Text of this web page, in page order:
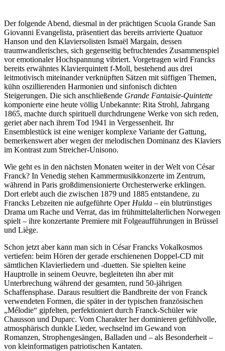
Der folgende Abend, diesmal in der prächtigen Scuola Grande San
Giovanni Evangelista, präsentiert das bereits arrivierte Quatuor
Hanson und den Klaviersolisten Ismaël Margain, dessen
traumwandlerisches, sich gegenseitig befruchtendes Zusammenspiel
vor emotionaler Hochspannung vibriert. Vorgetragen wird Francks
bereits erwähntes Klavierquintett f-Moll, bestehend aus drei
leitmotivisch miteinander verknüpften Sätzen mit süffigen Themen,
kühn oszillierenden Harmonien und sinfonisch dichten
Steigerungen. Die sich anschließende Grande Fantaisie-Quintette
komponierte eine heute völlig Unbekannte: Rita Strohl, Jahrgang
1865, machte durch spirituell durchdrungene Werke von sich reden,
geriet aber nach ihrem Tod 1941 in Vergessenheit. Ihr
Ensemblestück ist eine weniger komplexe Variante der Gattung,
bemerkenswert aber wegen der melodischen Dominanz des Klaviers
im Kontrast zum Streicher-Unisono.
Wie geht es in den nächsten Monaten weiter in der Welt von César
Franck? In Venedig stehen Kammermusikkonzerte im Zentrum,
während in Paris großdimensionierte Orchesterwerke erklingen.
Dort erlebt auch die zwischen 1879 und 1885 entstandene, zu
Francks Lebzeiten nie aufgeführte Oper Hulda – ein blutrünstiges
Drama um Rache und Verrat, das im frühmittelalterlichen Norwegen
spielt – ihre konzertante Premiere mit Folgeaufführungen in Brüssel
und Liège.
Schon jetzt aber kann man sich in César Francks Vokalkosmos
vertiefen: beim Hören der gerade erschienenen Doppel-CD mit
sämtlichen Klavierliedern und -duetten. Sie spielten keine
Hauptrolle in seinem Oeuvre, begleiteten ihn aber mit
Unterbrechung während der gesamten, rund 50-jährigen
Schaffensphase. Daraus resultiert die Bandbreite der von Franck
verwendeten Formen, die später in der typischen französischen
„Mélodie“ gipfelten, perfektioniert durch Franck-Schüler wie
Chausson und Duparc. Vom Charakter her dominieren gefühlvolle,
atmosphärisch dunkle Lieder, wechselnd im Gewand von
Romanzen, Strophengesängen, Balladen und – als Besonderheit –
von kleinformatigen patriotischen Kantaten.